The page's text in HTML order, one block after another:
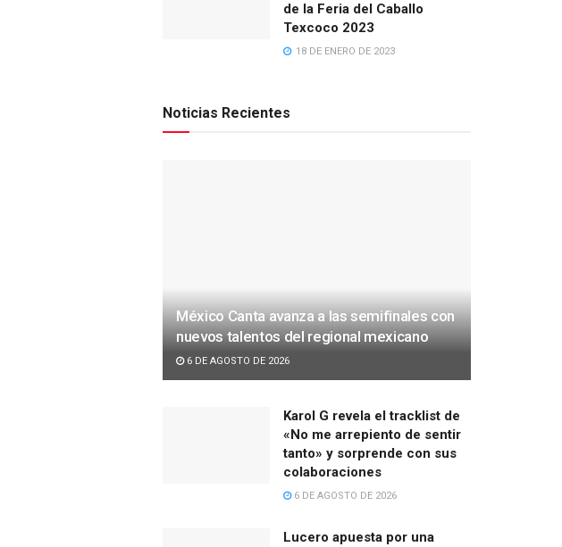
de la Feria del Caballo
Texcoco 2023
18 DE ENERO DE 2023
Noticias Recientes
México Canta avanza a las semifinales con
nuevos talentos del regional mexicano
6 DE AGOSTO DE 2026
Karol G revela el tracklist de
«No me arrepiento de sentir
tanto» y sorprende con sus
colaboraciones
6 DE AGOSTO DE 2026
Lucero apuesta por una